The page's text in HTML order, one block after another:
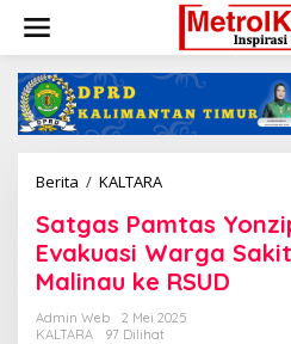
konten
Berita / KALTARASatgas
Yonzipur
8/SMG
Evakuasi
Warga
Sakit
dari
Satgas Pamtas
Evakuasi Warga
Malinau ke RSUD
Admin Web
2 Mei 2025
KALTARA
97 Dilihat